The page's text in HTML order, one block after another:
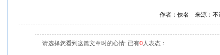
作者：佚名 来源：
请选择您看到这篇文章时的心情: 已有0人表态：